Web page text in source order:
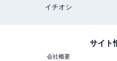
イチオシ
サイト
会社概要